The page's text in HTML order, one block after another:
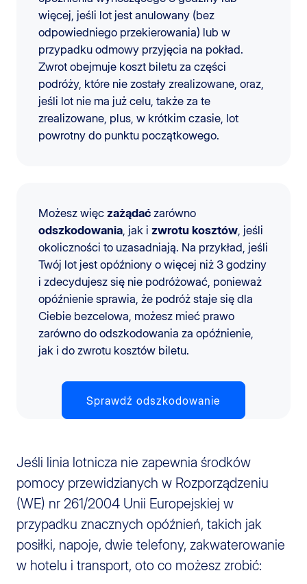
więcej, jeśli lot jest anulowany (bez
odpowiedniego przekierowania) lub w
przypadku odmowy przyjęcia na pokład.
Zwrot obejmuje koszt biletu za części
podróży, które nie zostały zrealizowane, oraz,
jeśli lot nie ma już celu, także za te
zrealizowane, plus, w krótkim czasie, lot
powrotny do punktu początkowego.
Możesz więc zażądać zarówno
odszkodowania, jak i zwrotu kosztów, jeśli
okoliczności to uzasadniają. Na przykład, jeśli
Twój lot jest opóźniony o więcej niż 3 godziny
i zdecydujesz się nie podróżować, ponieważ
opóźnienie sprawia, że podróż staje się dla
Ciebie bezcelowa, możesz mieć prawo
zarówno do odszkodowania za opóźnienie,
jak i do zwrotu kosztów biletu.
Sprawdź odszkodowanie
Jeśli linia lotnicza nie zapewnia środków
pomocy przewidzianych w Rozporządzeniu
(WE) nr 261/2004 Unii Europejskiej w
przypadku znacznych opóźnień, takich jak
posiłki, napoje, dwie telefony, zakwaterowanie
w hotelu i transport, oto co możesz zrobić: